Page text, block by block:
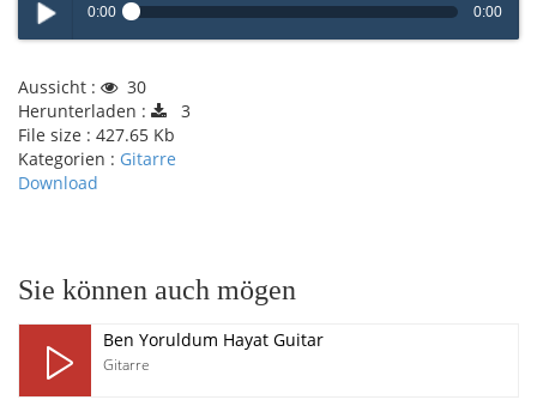
Play /
0:00 0:00
Aussicht :
30
Herunterladen :
3
File size : 427.65 Kb
Kategorien : Gitarre
Download
Sie können auch mögen
Ben Yoruldum Hayat Guitar
Gitarre